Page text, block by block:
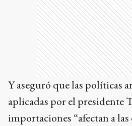
Y aseguró que las políticas
aplicadas por el presidente
importaciones “afectan a